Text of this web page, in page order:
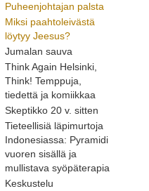
Puheenjohtajan palsta
Miksi paahtoleivästä
löytyy Jeesus?
Jumalan sauva
Think Again Helsinki,
Think! Temppuja,
tiedettä ja komiikkaa
Skeptikko 20 v. sitten
Tieteellisiä läpimurtoja
Indonesiassa: Pyramidi
vuoren sisällä ja
mullistava syöpäterapia
Keskustelu